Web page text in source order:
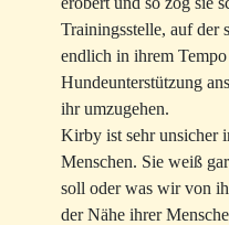
Trainingsstelle, auf der
endlich in ihrem
Hundeunterstützung
ihr umzugehen.
Kirby ist sehr unsicher
Menschen. Sie weiß
soll oder was wir von
der Nähe ihrer